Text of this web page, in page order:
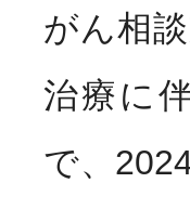
がん相
治療に
で、